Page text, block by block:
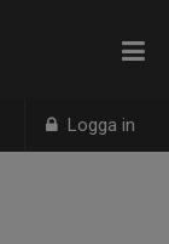
Logga in